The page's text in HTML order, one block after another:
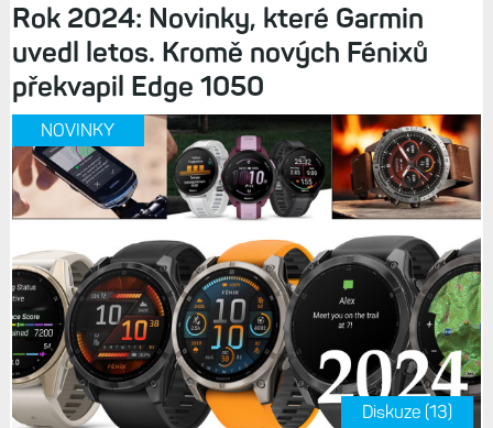
Rok 2024: Novinky, které Garmin
uvedl letos. Kromě nových Fénixů
překvapil Edge 1050
NOVINKY
Diskuze (13)